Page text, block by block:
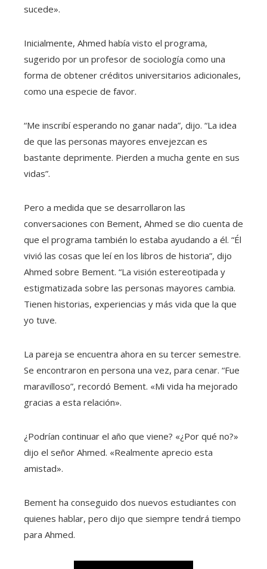
sucede».
Inicialmente, Ahmed había visto el programa,
sugerido por un profesor de sociología como una
forma de obtener créditos universitarios adicionales,
como una especie de favor.
“Me inscribí esperando no ganar nada”, dijo. “La idea
de que las personas mayores envejezcan es
bastante deprimente. Pierden a mucha gente en sus
vidas”.
Pero a medida que se desarrollaron las
conversaciones con Bement, Ahmed se dio cuenta de
que el programa también lo estaba ayudando a él. “Él
vivió las cosas que leí en los libros de historia”, dijo
Ahmed sobre Bement. “La visión estereotipada y
estigmatizada sobre las personas mayores cambia.
Tienen historias, experiencias y más vida que la que
yo tuve.
La pareja se encuentra ahora en su tercer semestre.
Se encontraron en persona una vez, para cenar. “Fue
maravilloso”, recordó Bement. «Mi vida ha mejorado
gracias a esta relación».
¿Podrían continuar el año que viene? «¿Por qué no?»
dijo el señor Ahmed. «Realmente aprecio esta
amistad».
Bement ha conseguido dos nuevos estudiantes con
quienes hablar, pero dijo que siempre tendrá tiempo
para Ahmed.